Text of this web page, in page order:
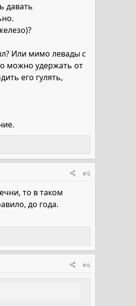
давать
Или мимо левады с
можно удержать от
его гулять,
#5
то в таком
до года.
#6